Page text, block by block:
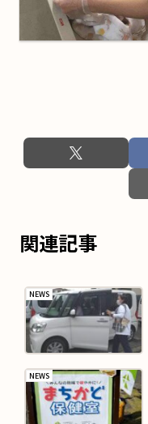
関連記事
NEWS
NEWS